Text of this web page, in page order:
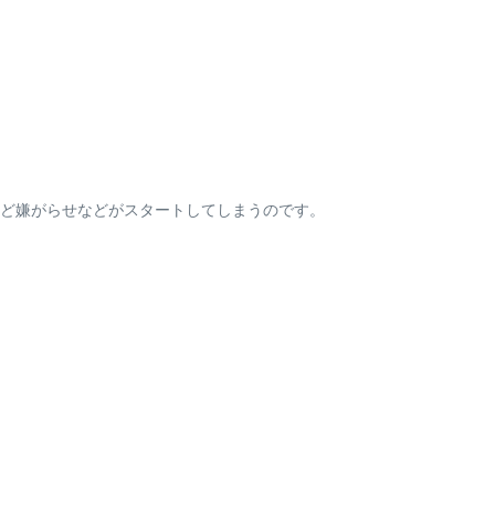
がらせなどがスタートしてしまうのです。